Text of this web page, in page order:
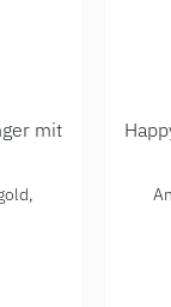
9.610,00 €
mit
Anhänger mit